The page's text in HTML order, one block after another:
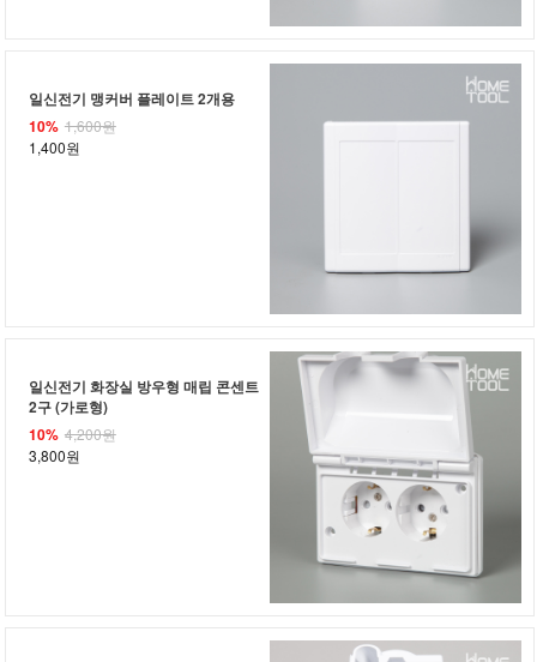
일신전기 맹커버 플레이트 2개용
10% 1,600원
1,400원
일신전기 화장실 방우형 매립 콘센트
2구 (가로형)
10% 4,200원
3,800원